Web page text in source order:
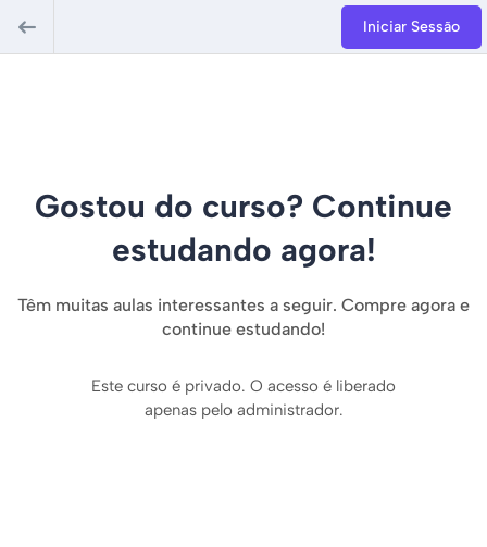
Iniciar Sessão
Gostou do curso? Continue
estudando agora!
Têm muitas aulas interessantes a seguir. Compre agora e
continue estudando!
Este curso é privado. O acesso é liberado
apenas pelo administrador.